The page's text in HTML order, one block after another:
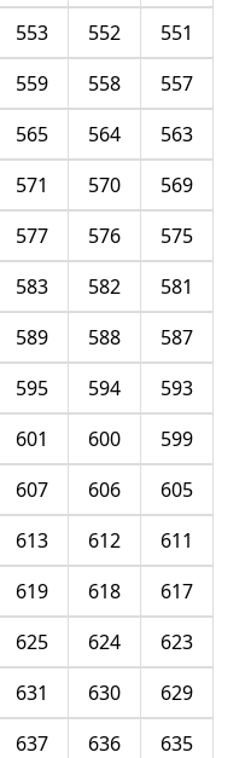
551
552
553
557
558
559
563
564
565
569
570
571
575
576
577
581
582
583
587
588
589
593
594
595
599
600
601
605
606
607
611
612
613
617
618
619
623
624
625
629
630
631
635
636
637